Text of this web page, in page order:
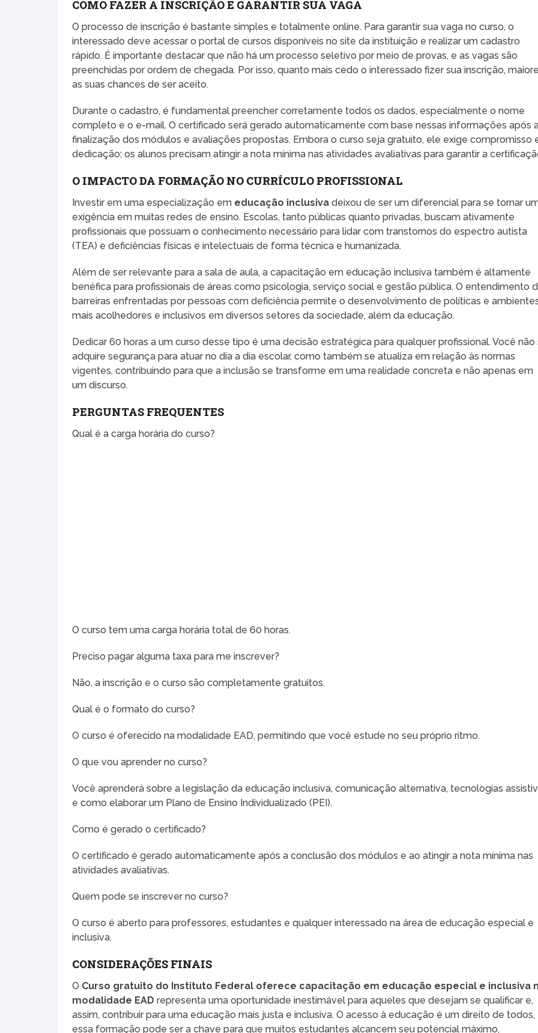
COMO FAZER A INSCRIÇÃO E GARANTIR SUA VAGA
O processo de inscrição é bastante simples e totalmente online. Para garantir sua vaga no curso, o
interessado deve acessar o portal de cursos disponíveis no site da instituição e realizar um cadastro
rápido. É importante destacar que não há um processo seletivo por meio de provas, e as vagas são
preenchidas por ordem de chegada. Por isso, quanto mais cedo o interessado fizer sua inscrição,
as suas chances de ser aceito.
Durante o cadastro, é fundamental preencher corretamente todos os dados, especialmente o nome
completo e o e-mail. O certificado será gerado automaticamente com base nessas informações após
finalização dos módulos e avaliações propostas. Embora o curso seja gratuito, ele exige compromisso
dedicação; os alunos precisam atingir a nota mínima nas atividades avaliativas para garantir a
O IMPACTO DA FORMAÇÃO NO CURRÍCULO PROFISSIONAL
Investir em uma especialização em educação inclusiva deixou de ser um diferencial para se tornar
exigência em muitas redes de ensino. Escolas, tanto públicas quanto privadas, buscam ativamente
profissionais que possuam o conhecimento necessário para lidar com transtornos do espectro autista
(TEA) e deficiências físicas e intelectuais de forma técnica e humanizada.
Além de ser relevante para a sala de aula, a capacitação em educação inclusiva também é altamente
benéfica para profissionais de áreas como psicologia, serviço social e gestão pública. O entendimento
barreiras enfrentadas por pessoas com deficiência permite o desenvolvimento de políticas e
mais acolhedores e inclusivos em diversos setores da sociedade, além da educação.
Dedicar 60 horas a um curso desse tipo é uma decisão estratégica para qualquer profissional. Você não
adquire segurança para atuar no dia a dia escolar, como também se atualiza em relação às normas
vigentes, contribuindo para que a inclusão se transforme em uma realidade concreta e não apenas em
um discurso.
PERGUNTAS FREQUENTES
Qual é a carga horária do curso?
O curso tem uma carga horária total de 60 horas.
Preciso pagar alguma taxa para me inscrever?
Não, a inscrição e o curso são completamente gratuitos.
Qual é o formato do curso?
O curso é oferecido na modalidade EAD, permitindo que você estude no seu próprio ritmo.
O que vou aprender no curso?
Você aprenderá sobre a legislação da educação inclusiva, comunicação alternativa, tecnologias
e como elaborar um Plano de Ensino Individualizado (PEI).
Como é gerado o certificado?
O certificado é gerado automaticamente após a conclusão dos módulos e ao atingir a nota mínima nas
atividades avaliativas.
Quem pode se inscrever no curso?
O curso é aberto para professores, estudantes e qualquer interessado na área de educação especial e
inclusiva.
CONSIDERAÇÕES FINAIS
O Curso gratuito do Instituto Federal oferece capacitação em educação especial e inclusiva
modalidade EAD representa uma oportunidade inestimável para aqueles que desejam se qualificar e,
assim, contribuir para uma educação mais justa e inclusiva. O acesso à educação é um direito de todos,
essa formação pode ser a chave para que muitos estudantes alcancem seu potencial máximo,